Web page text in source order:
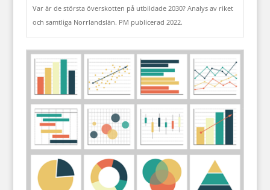
Var är de största överskotten på utbildade 2030? Analys av riket
och samtliga Norrlandslän. PM publicerad 2022.